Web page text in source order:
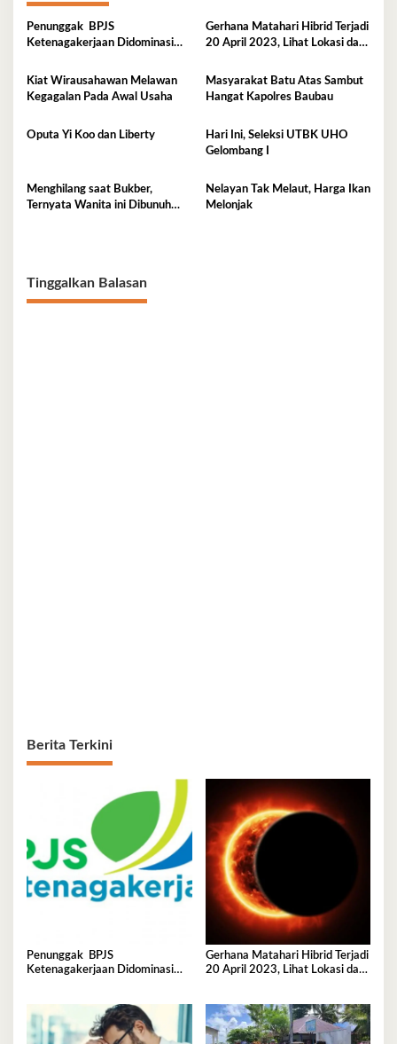
Penunggak BPJS
Ketenagakerjaan Didominasi
Gerhana Matahari Hibrid Terjadi
20 April 2023, Lihat Lokasi dan
Kiat Wirausahawan Melawan
Kegagalan Pada Awal Usaha
Masyarakat Batu Atas Sambut
Hangat Kapolres Baubau
Oputa Yi Koo dan Liberty
Hari Ini, Seleksi UTBK UHO
Gelombang I
Menghilang saat Bukber,
Ternyata Wanita ini Dibunuh
Nelayan Tak Melaut, Harga Ikan
Melonjak
Tinggalkan Balasan
Berita Terkini
Penunggak BPJS
Ketenagakerjaan Didominasi
Gerhana Matahari Hibrid Terjadi
20 April 2023, Lihat Lokasi dan